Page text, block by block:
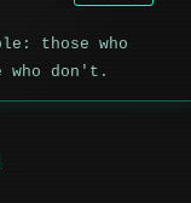
those who
who don't.